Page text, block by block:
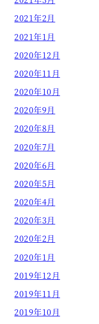
2021年2月
2021年1月
2020年12月
2020年11月
2020年10月
2020年9月
2020年8月
2020年7月
2020年6月
2020年5月
2020年4月
2020年3月
2020年2月
2020年1月
2019年12月
2019年11月
2019年10月